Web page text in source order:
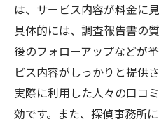
は、サービス内容が料金に
具体的には、調査報告書の
後のフォローアップなどが
ビス内容がしっかりと提供
実際に利用した人々の口コ
効です。また、探偵事務所